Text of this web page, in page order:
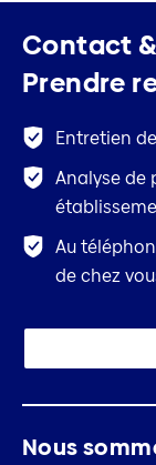
Contact
Prendre
Entretien
Analyse de
Au
de chez
Nous